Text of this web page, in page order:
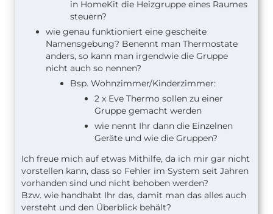
in HomeKit die Heizgruppe eines Raumes
steuern?
wie genau funktioniert eine gescheite
Namensgebung? Benennt man Thermostate
anders, so kann man irgendwie die Gruppe
nicht auch so nennen?
Bsp. Wohnzimmer/Kinderzimmer:
2 x Eve Thermo sollen zu einer
Gruppe gemacht werden
wie nennt Ihr dann die Einzelnen
Geräte und wie die Gruppen?
Ich freue mich auf etwas Mithilfe, da ich mir gar nicht
vorstellen kann, dass so Fehler im System seit Jahren
vorhanden sind und nicht behoben werden?
Bzw. wie handhabt Ihr das, damit man das alles auch
versteht und den Überblick behält?